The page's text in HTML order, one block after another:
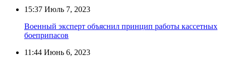
15:37 Июль 7, 2023
Военный эксперт объяснил принцип работы кассетных
боеприпасов
11:44 Июнь 6, 2023